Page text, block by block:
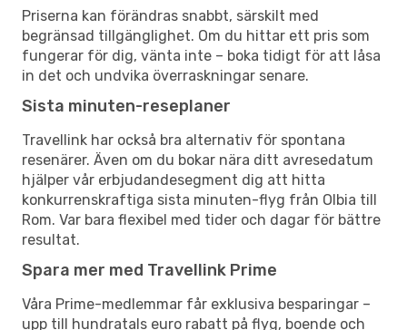
Priserna kan förändras snabbt, särskilt med
begränsad tillgänglighet. Om du hittar ett pris som
fungerar för dig, vänta inte – boka tidigt för att låsa
in det och undvika överraskningar senare.
Sista minuten-reseplaner
Travellink har också bra alternativ för spontana
resenärer. Även om du bokar nära ditt avresedatum
hjälper vår erbjudandesegment dig att hitta
konkurrenskraftiga sista minuten-flyg från Olbia till
Rom. Var bara flexibel med tider och dagar för bättre
resultat.
Spara mer med Travellink Prime
Våra Prime-medlemmar får exklusiva besparingar –
upp till hundratals euro rabatt på flyg, boende och